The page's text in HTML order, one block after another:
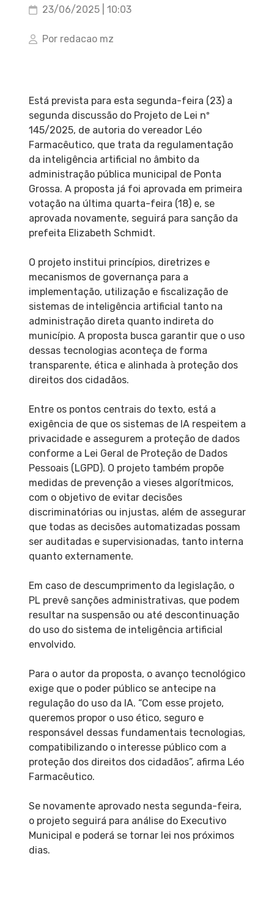
23/06/2025 | 10:03
Por redacao mz
Está prevista para esta segunda-feira (23) a
segunda discussão do Projeto de Lei nº
145/2025, de autoria do vereador Léo
Farmacêutico, que trata da regulamentação
da inteligência artificial no âmbito da
administração pública municipal de Ponta
Grossa. A proposta já foi aprovada em primeira
votação na última quarta-feira (18) e, se
aprovada novamente, seguirá para sanção da
prefeita Elizabeth Schmidt.
O projeto institui princípios, diretrizes e
mecanismos de governança para a
implementação, utilização e fiscalização de
sistemas de inteligência artificial tanto na
administração direta quanto indireta do
município. A proposta busca garantir que o uso
dessas tecnologias aconteça de forma
transparente, ética e alinhada à proteção dos
direitos dos cidadãos.
Entre os pontos centrais do texto, está a
exigência de que os sistemas de IA respeitem a
privacidade e assegurem a proteção de dados
conforme a Lei Geral de Proteção de Dados
Pessoais (LGPD). O projeto também propõe
medidas de prevenção a vieses algorítmicos,
com o objetivo de evitar decisões
discriminatórias ou injustas, além de assegurar
que todas as decisões automatizadas possam
ser auditadas e supervisionadas, tanto interna
quanto externamente.
Em caso de descumprimento da legislação, o
PL prevê sanções administrativas, que podem
resultar na suspensão ou até descontinuação
do uso do sistema de inteligência artificial
envolvido.
Para o autor da proposta, o avanço tecnológico
exige que o poder público se antecipe na
regulação do uso da IA. “Com esse projeto,
queremos propor o uso ético, seguro e
responsável dessas fundamentais tecnologias,
compatibilizando o interesse público com a
proteção dos direitos dos cidadãos”, afirma Léo
Farmacêutico.
Se novamente aprovado nesta segunda-feira,
o projeto seguirá para análise do Executivo
Municipal e poderá se tornar lei nos próximos
dias.